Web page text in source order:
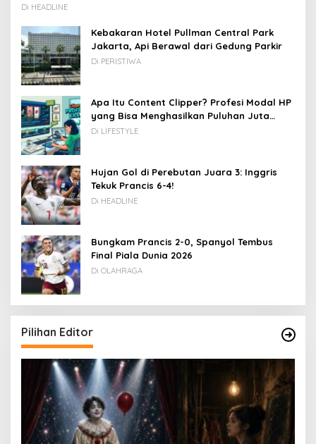
Di HEADLINE
Kebakaran Hotel Pullman Central Park
Jakarta, Api Berawal dari Gedung Parkir
Di PERISTIWA
Apa Itu Content Clipper? Profesi Modal HP
yang Bisa Menghasilkan Puluhan Juta
Rupiah
Di LIFESTYLE
Hujan Gol di Perebutan Juara 3: Inggris
Tekuk Prancis 6-4!
Di HEADLINE
Bungkam Prancis 2-0, Spanyol Tembus
Final Piala Dunia 2026
Di OLAHRAGA
Pilihan Editor